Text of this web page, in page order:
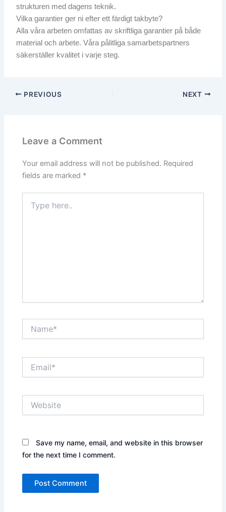
strukturen med dagens teknik.
Vilka garantier ger ni efter ett färdigt takbyte?
Alla våra arbeten omfattas av skriftliga garantier på både
material och arbete. Våra pålitliga samarbetspartners
säkerställer kvalitet i varje steg.
PREVIOUS NEXT
Leave a Comment
Your email address will not be published. Required
fields are marked *
here..
Save my name, email, and website in this browser
for the next time I comment.